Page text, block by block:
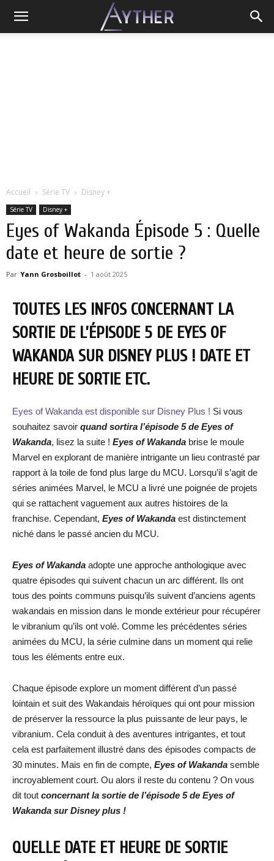
Accueil Série TV Disney +
Série TV Disney +
Eyes of Wakanda Épisode 5 : Quelle
date et heure de sortie ?
Par Yann Grosboillot - 1 août 2025
TOUTES LES INFOS CONCERNANT LA
SORTIE DE L’ÉPISODE 5 DE EYES OF
WAKANDA SUR DISNEY PLUS ! DATE ET
HEURE DE SORTIE ETC.
Eyes of Wakanda est disponible sur Disney Plus ! Si vous
souhaitez savoir quand sortira l’épisode 5 de Eyes of
Wakanda, lisez la suite ! Eyes of Wakanda brise le moule
Marvel en explorant de manière intrigante un lieu contrasté par
rapport à la toile de fond plus large du MCU. Lorsqu’il s’agit de
séries animées Marvel, le MCU a livré une poignée de projets
qui se rattachent vaguement aux autres histoires de la
franchise. Cependant, Eyes of Wakanda est distinctement
niché dans le passé ancien du MCU.
Eyes of Wakanda adopte une approche anthologique avec
quatre épisodes qui suivent chacun un arc différent. Ils ont
tous des points communs puisqu’ils suivent d’anciens agents
wakandais en mission dans le monde extérieur pour récupérer
le vibranium qu’ils ont volé. Comme les précédentes séries
animées du MCU, la série culmine dans un moment qui relie
tous les éléments entre eux.
Chaque épisode explore un moment différent d’un passé
lointain et suit des Wakandais héroïques qui ont pour mission
de préserver la ressource la plus puissante de leur pays, le
vibranium. Cela conduit à des aventures intrigantes, et tout
cela est parfaitement illustré dans des épisodes compacts de
30 minutes. Mais en fin de compte, Eyes of Wakanda semble
incroyablement court. Ou alors il reste du contenu ? On vous
dit tout concernant la sortie de l’épisode 5 de Eyes of
Wakanda sur Disney plus !
QUELLE DATE ET HEURE DE SORTIE